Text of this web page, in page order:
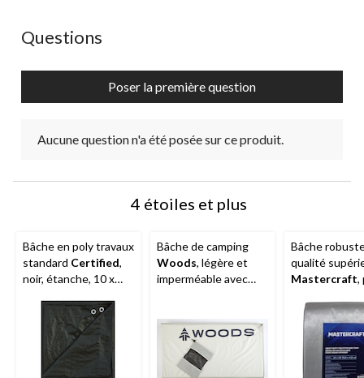
Aucune question n'a été posée sur ce produit.
Questions
Poser la première question
Aucune question n'a été posée sur ce produit.
4 étoiles et plus
Bâche en poly travaux
standard Certified,
noir, étanche, 10 x
Bâche de camping
Woods, légère et
imperméable avec
3 m
Bâche
qualité
Mastercraft,